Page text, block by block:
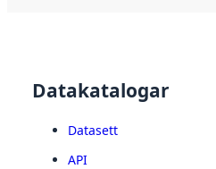
Datakatalogar
Datasett
API